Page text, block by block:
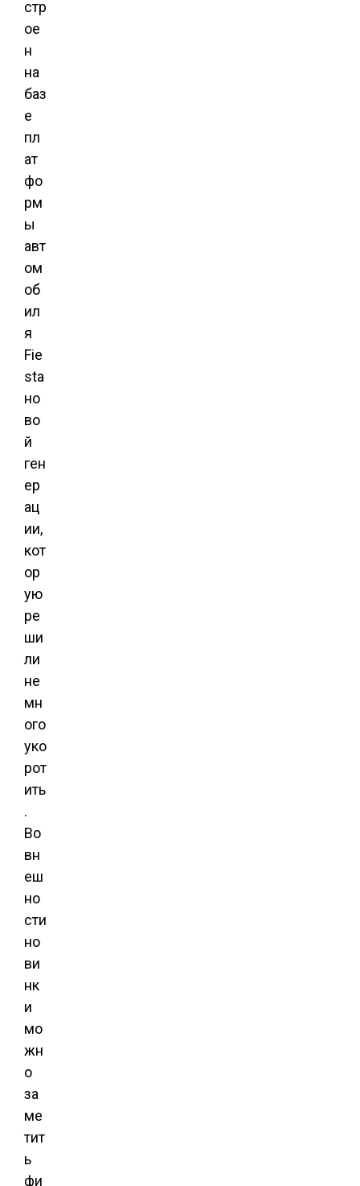
стр
ое
н
на
баз
е
пл
ат
фо
рм
ы
авт
ом
об
ил
я
Fie
sta
но
во
й
ген
ер
ац
ии,
кот
ор
ую
ре
ши
ли
не
мн
ого
уко
рот
ить
.
Во
вн
еш
но
сти
но
ви
нк
и
мо
жн
о
за
ме
тит
ь
фи